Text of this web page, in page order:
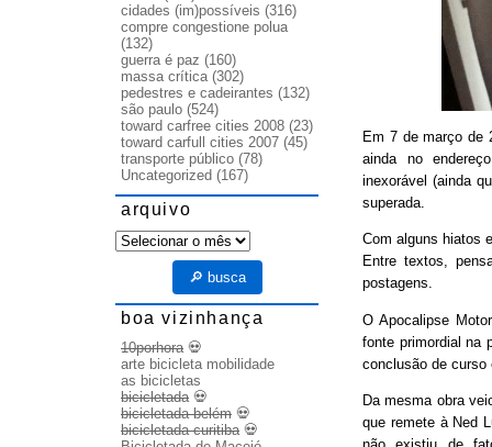
Em 7 de março de
ainda no
inexorável (ainda
superada.
Com alguns hiatos
Entre textos,
postagens.
O Apocalipse
fonte primordial na
conclusão de curso
Da mesma obra
que remete à Ned
cidades (im)possíveis (316)
compre congestione polua
(132)
guerra é paz (160)
massa crítica(302)
pedestres e cadeirantes (132)
são paulo (524)
toward carfree cities 2008 (23)
toward carfull cities 2007 (45)
transporte público (78)
Uncategorized (167)
arquivo
arquivo
🔎 busca
boa vizinhança
10porhora💀
arte bicicleta mobilidade
as bicicletas
bicicletada💀
bicicletada belém 💀
bicicletada curitiba💀